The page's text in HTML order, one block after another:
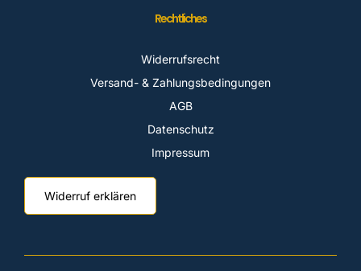
Rechtliches
Widerrufsrecht
Versand- & Zahlungsbedingungen
AGB
Datenschutz
Impressum
Widerruf erklären